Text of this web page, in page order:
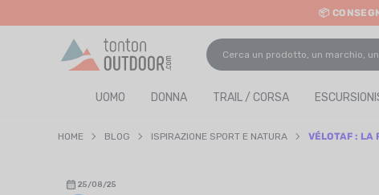
content
📦
UOMO DONNA TRAIL / CORSA
HOME BLOG ISPIRAZIONE SPORT E NATURA VÉLOTAF : LA
25/08/25